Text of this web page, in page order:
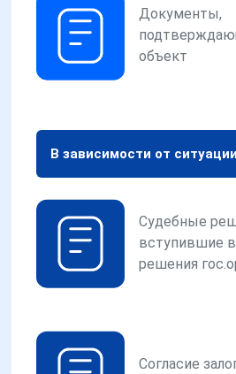
Документы,
объект
В зависимости от
Судебные
вступившие
решения
Согласие